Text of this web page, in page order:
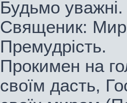
Будьмо уважні.
Священик: Мир
Премудрість.
Прокимен на
своїм дасть,